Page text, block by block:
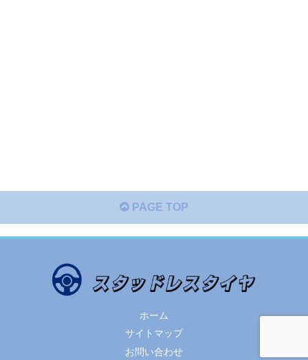
PAGE TOP
ホーム
サイトマップ
お問い合わせ